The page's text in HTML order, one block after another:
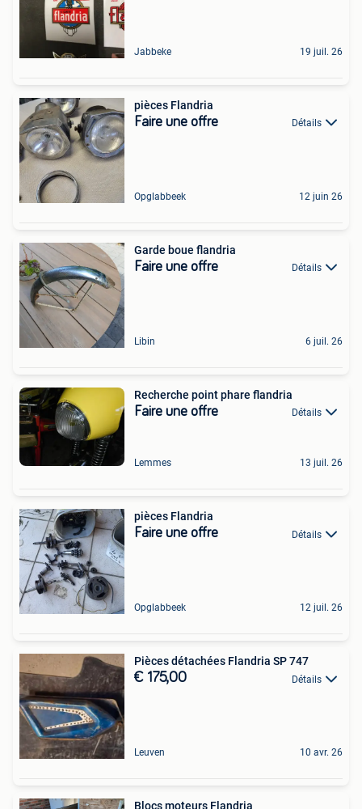
Jabbeke 19 juil. 26
pièces Flandria
Faire une offre Détails
Opglabbeek 12 juin 26
Garde boue flandria
Faire une offre Détails
Libin 6 juil. 26
Recherche point phare flandria
Faire une offre Détails
Lemmes 13 juil. 26
pièces Flandria
Faire une offre Détails
Opglabbeek 12 juil. 26
Pièces détachées Flandria SP 747
€ 175,00 Détails
Leuven 10 avr. 26
Blocs moteurs Flandria